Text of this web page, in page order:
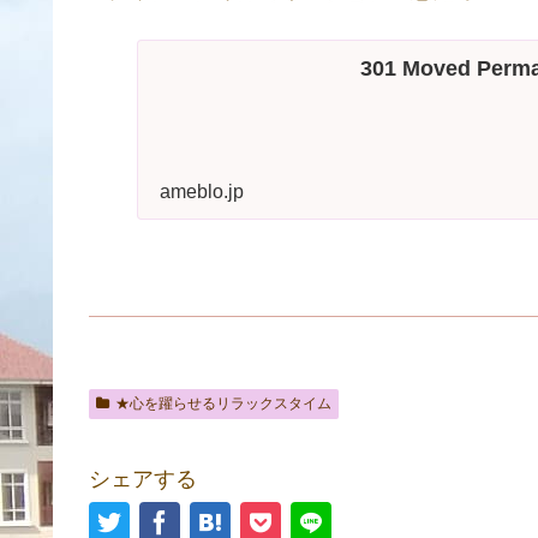
301 Moved
ameblo.jp
★心を躍らせるリラックスタイム
シェアする